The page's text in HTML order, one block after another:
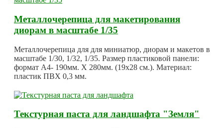
Металлочерепица для макетирования
диорам в масштабе 1/35
Металлочерепица для для миниатюр, диорам и макетов в
масштабе 1/30, 1/32, 1/35. Размер пластиковой панели:
формат А4- 190мм. Х 280мм. (19х28 см.). Материал:
пластик ПВХ 0,3 мм.
Текстурная паста для ландшафта "Земля"